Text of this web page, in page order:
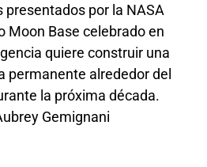
presentados por la NASA
Moon Base celebrado en
quiere construir una
permanente alrededor del
la próxima década.
Gemignani